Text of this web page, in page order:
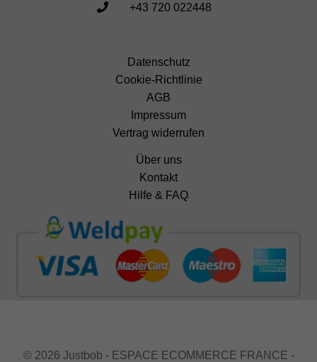
+43 720 022448
Datenschutz
Cookie-Richtlinie
AGB
Impressum
Vertrag widerrufen
Über uns
Kontakt
Hilfe & FAQ
© 2026 Justbob - ESPACE ECOMMERCE FRANCE -